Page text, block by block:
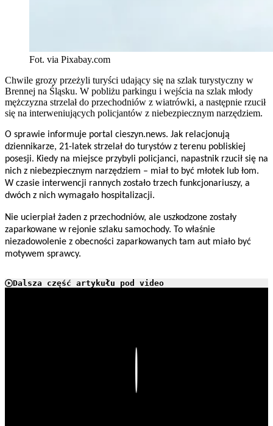
Fot. via Pixabay.com
Chwile grozy przeżyli turyści udający się na szlak turystyczny w
Brennej na Śląsku. W pobliżu parkingu i wejścia na szlak młody
mężczyzna strzelał do przechodniów z wiatrówki, a następnie rzucił
się na interweniujących policjantów z niebezpiecznym narzędziem.
O sprawie informuje portal cieszyn.news. Jak relacjonują
dziennikarze, 21-latek strzelał do turystów z terenu pobliskiej
posesji. Kiedy na miejsce przybyli policjanci, napastnik rzucił się na
nich z niebezpiecznym narzędziem – miał to być młotek lub łom.
W czasie interwencji rannych zostało trzech funkcjonariuszy, a
dwóch z nich wymagało hospitalizacji.
Nie ucierpiał żaden z przechodniów, ale uszkodzone zostały
zaparkowane w rejonie szlaku samochody. To właśnie
niezadowolenie z obecności zaparkowanych tam aut miało być
motywem sprawcy.
Dalsza część artykułu pod video